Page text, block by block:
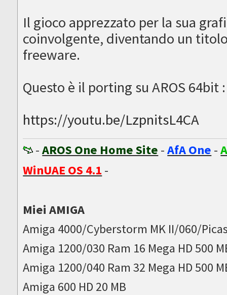
Il gioco apprezzato per la sua
coinvolgente, diventando un
freeware.
Questo è il porting su AROS 64bit :
https://youtu.be/LzpnitsL4CA
-AROS One Home Site -AfA One -
WinUAE OS 4.1 -
Miei AMIGA
Amiga 4000/Cyberstorm MK II/060/
Amiga 1200/030 Ram 16 Mega HD 500
Amiga 1200/040 Ram 32 Mega HD 500
Amiga 600 HD 20 MB